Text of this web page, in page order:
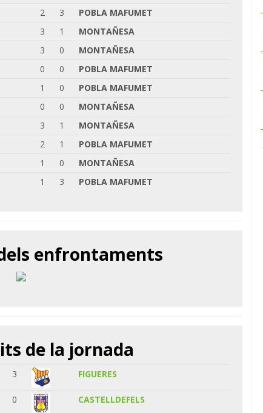
2 3
POBLA MAFUMET
3 1
MONTAÑESA
3 0
MONTAÑESA
0 0
POBLA MAFUMET
1 0
POBLA MAFUMET
0 0
MONTAÑESA
3 1
MONTAÑESA
2 1
POBLA MAFUMET
1 0
MONTAÑESA
1 3 POBLA MAFUMET
enfrontaments
de la jornada
3 FIGUERES
0 CASTELLDEFELS